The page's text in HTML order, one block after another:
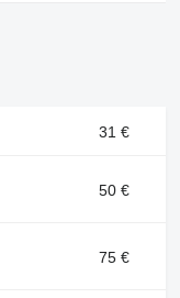
31 €
50 €
75 €